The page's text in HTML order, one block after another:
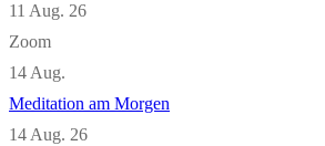
11 Aug. 26
Zoom
14 Aug.
Meditation am Morgen
14 Aug. 26